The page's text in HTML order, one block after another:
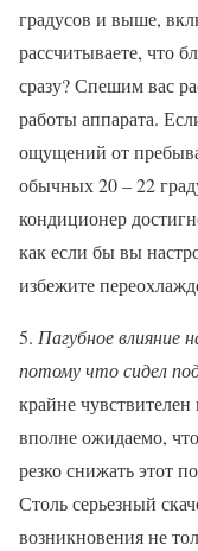
градусов и выше,
рассчитываете, что
сразу? Спешим вас
работы аппарата.
ощущений от
обычных 20 – 22
кондиционер
как если бы вы
избежите
5. Пагубное влияние
потому что сидел
крайне
вполне ожидаемо,
резко снижать этот
Столь серьезный
возникновения не